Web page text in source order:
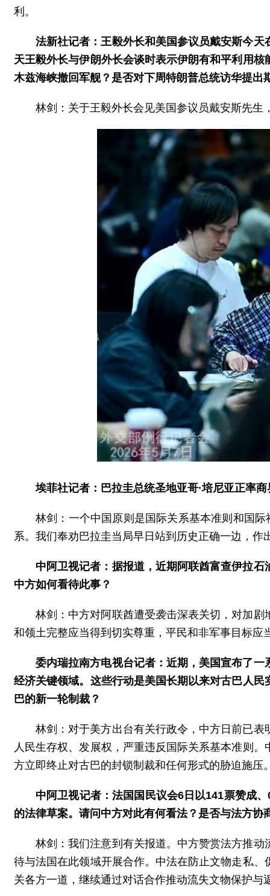
利。
法新社记者：王毅外长和美国参议员戴安斯今
天王毅外长与伊朗外长会谈时表示伊朗有和平利用
木兹海峡撤回军舰？是否对下周特朗普总统访华提出
林剑：关于王毅外长会见美国参议员戴安斯先
埃菲社记者：巴拉圭总统圣地亚哥·培尼亚正率
林剑：一个中国原则是国际关系基本准则和国
系。我们奉劝巴拉圭当局早日站到历史正确一边，作
中阿卫视记者：据报道，近期阿联酋富查伊拉
中方如何看待此事？
林剑：中方对阿联酋遭受袭击深表关切，对加
和领土完整应当得到切实尊重，平民和非军事目标
委内瑞拉南方电视台记者：近期，美国宣布了
经济关键领域。这些行动是美国长期以来对古巴人
巴的新一轮制裁？
林剑：对于美方出台有关行政令，中方日前已
人民生存权、发展权，严重违反国际关系基本准则
方立即终止对古巴的封锁制裁和任何形式的胁迫施压
中阿卫视记者：法国国民议会6日以141票赞成
的法律草案。请问中方对此有何看法？是否与法方
林剑：我们注意到有关报道。中方赞赏法方推
待与法国在此领域开展合作。中法在防止文物走私
关各方一道，继续通过对话合作推动流失文物保护